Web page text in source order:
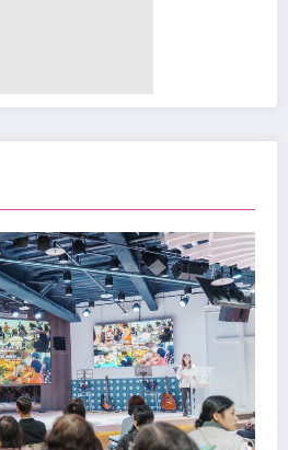
基隆新聞 市政交通